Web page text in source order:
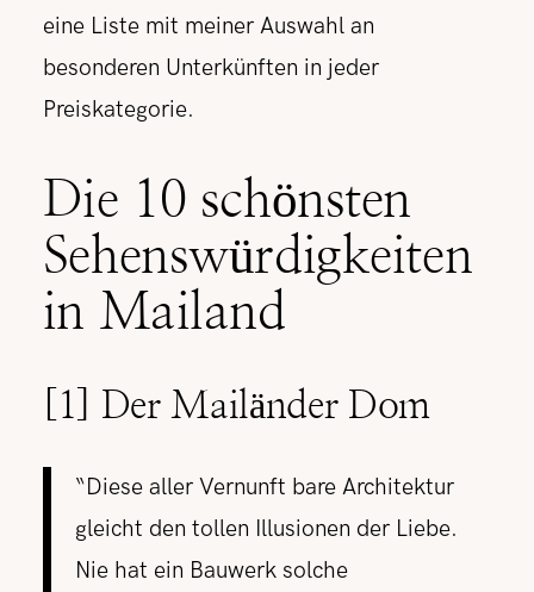
eine Liste mit meiner Auswahl an
besonderen Unterkünften in jeder
Preiskategorie.
Die 10 schönsten
Sehenswürdigkeiten
in Mailand
[1] Der Mailänder Dom
“Diese aller Vernunft bare Architektur
gleicht den tollen Illusionen der Liebe.
Nie hat ein Bauwerk solche